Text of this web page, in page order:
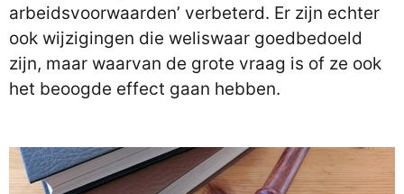
arbeidsvoorwaarden’ verbeterd. Er zijn echter
ook wijzigingen die weliswaar goedbedoeld
zijn, maar waarvan de grote vraag is of ze ook
het beoogde effect gaan hebben.